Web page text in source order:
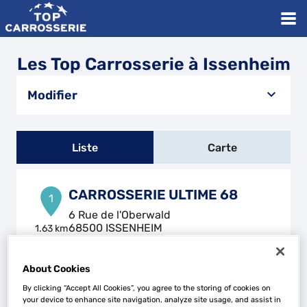
Les Top Carrosserie à Issenheim
Modifier
Liste Carte
1
1.63 km
CARROSSERIE ULTIME 68
6 Rue de l'Oberwald
68500 ISSENHEIM
Voir plus
About Cookies
By clicking “Accept All Cookies”, you agree to the storing of cookies on
your device to enhance site navigation, analyze site usage, and assist in